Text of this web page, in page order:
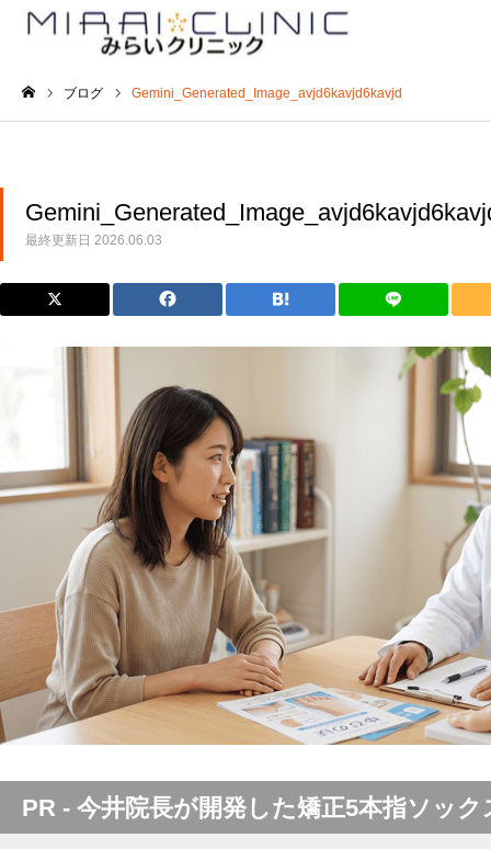
ブログ Gemini_Generated_Image_avjd6kavjd6kavjd
最終更新日 2026.06.03
PR - 今井院長が開発した矯正5本指ソック